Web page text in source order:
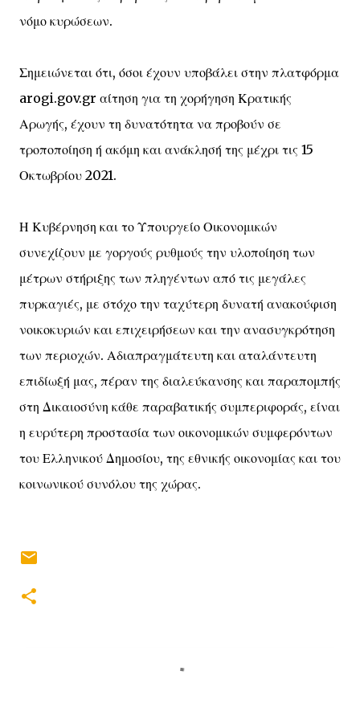
νόμο κυρώσεων.
Σημειώνεται ότι, όσοι έχουν υποβάλει στην πλατφόρμα
arogi.gov.gr αίτηση για τη χορήγηση Κρατικής
Αρωγής, έχουν τη δυνατότητα να προβούν σε
τροποποίηση ή ακόμη και ανάκλησή της μέχρι τις 15
Οκτωβρίου 2021.
Η Κυβέρνηση και το Υπουργείο Οικονομικών
συνεχίζουν με γοργούς ρυθμούς την υλοποίηση των
μέτρων στήριξης των πληγέντων από τις μεγάλες
πυρκαγιές, με στόχο την ταχύτερη δυνατή ανακούφιση
νοικοκυριών και επιχειρήσεων και την ανασυγκρότηση
των περιοχών. Αδιαπραγμάτευτη και αταλάντευτη
επιδίωξή μας, πέραν της διαλεύκανσης και παραπομπής
στη Δικαιοσύνη κάθε παραβατικής συμπεριφοράς, είναι
η ευρύτερη προστασία των οικονομικών συμφερόντων
του Ελληνικού Δημοσίου, της εθνικής οικονομίας και του
κοινωνικού συνόλου της χώρας.